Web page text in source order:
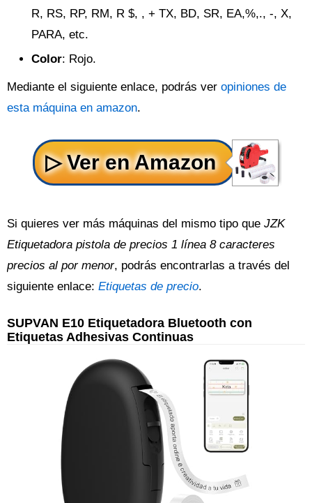
R, RS, RP, RM, R $, , + TX, BD, SR, EA,%,., -, X,
PARA, etc.
Color: Rojo.
Mediante el siguiente enlace, podrás ver opiniones de
esta máquina en amazon.
Si quieres ver más máquinas del mismo tipo que JZK
Etiquetadora pistola de precios 1 línea 8 caracteres
precios al por menor, podrás encontrarlas a través del
siguiente enlace: Etiquetas de precio.
SUPVAN E10 Etiquetadora Bluetooth con
Etiquetas Adhesivas Continuas